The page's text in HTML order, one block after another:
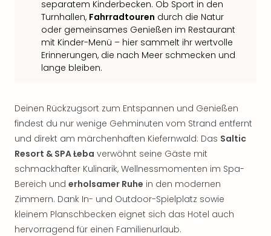
separatem Kinderbecken. Ob Sport in den
Turnhallen, Fahrradtouren durch die Natur
oder gemeinsames Genießen im Restaurant
mit Kinder-Menü – hier sammelt ihr wertvolle
Erinnerungen, die nach Meer schmecken und
lange bleiben.
Deinen Rückzugsort zum Entspannen und Genießen
findest du nur wenige Gehminuten vom Strand entfernt
und direkt am märchenhaften Kiefernwald: Das Saltic
Resort & SPA Łeba verwöhnt seine Gäste mit
schmackhafter Kulinarik, Wellnessmomenten im Spa-
Bereich und erholsamer Ruhe in den modernen
Zimmern. Dank In- und Outdoor-Spielplatz sowie
kleinem Planschbecken eignet sich das Hotel auch
hervorragend für einen Familienurlaub.